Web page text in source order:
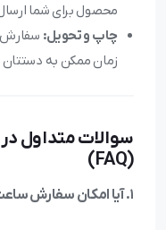
محصول برای شما
چاپ و تحویل: سفارش
زمان ممکن به
سوالات متداول
(FAQ)
۱. آیا امکان سفارش ساعت تبلیغاتی در تعداد کم وجود دارد؟